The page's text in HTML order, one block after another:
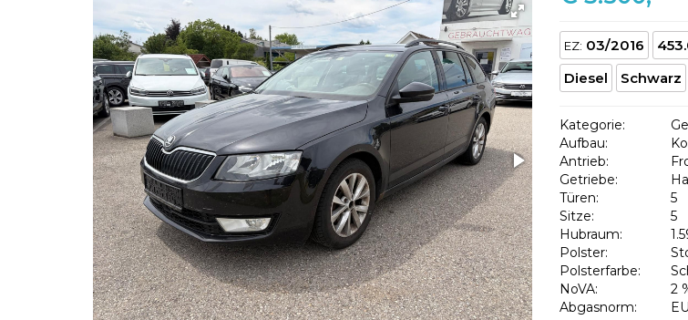
EZ: 03/2016
Diesel Schwarz
Kategorie:
Aufbau:
Antrieb:
Getriebe:
Türen:
5
Sitze:
5
Hubraum:
Polster:
Polsterfarbe:
NoVA:
2
Abgasnorm: